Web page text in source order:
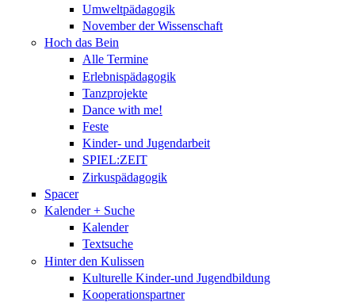
Umweltpädagogik
November der Wissenschaft
Hoch das Bein
Alle Termine
Erlebnispädagogik
Tanzprojekte
Dance with me!
Feste
Kinder- und Jugendarbeit
SPIEL:ZEIT
Zirkuspädagogik
Spacer
Kalender + Suche
Kalender
Textsuche
Hinter den Kulissen
Kulturelle Kinder-und Jugendbildung
Kooperationspartner